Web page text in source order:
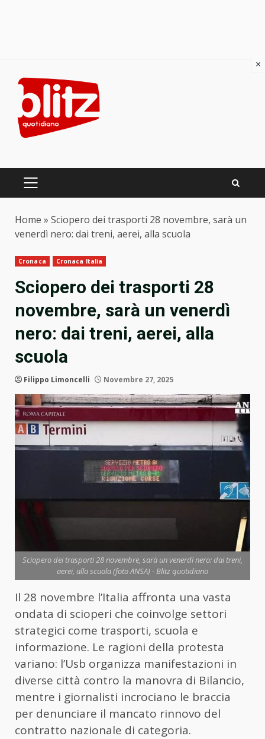
content
PRIMARY
Home » Sciopero dei trasporti 28 novembre, sarà un
venerdì nero: dai treni, aerei, alla scuola
Cronaca Cronaca Italia
Sciopero dei trasporti 28
novembre, sarà un venerdì
nero: dai treni, aerei, alla
scuola
Filippo Limoncelli Novembre 27, 2025
Sciopero dei trasporti 28 novembre, sarà un venerdì nero: dai treni,
aerei, alla scuola (foto ANSA) - Blitz quotidiano
Il 28 novembre l’Italia affronta una vasta
ondata di scioperi che coinvolge settori
strategici come trasporti, scuola e
informazione. Le ragioni della protesta
variano: l’Usb organizza manifestazioni in
diverse città contro la manovra di Bilancio,
mentre i giornalisti incrociano le braccia
per denunciare il mancato rinnovo del
contratto nazionale di categoria.
×